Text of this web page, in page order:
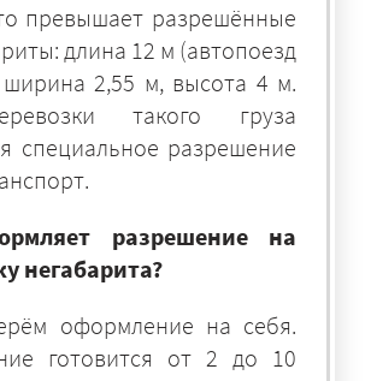
превышает разрешённые
длина 12 м (автопоезд
2,55 м, высота 4 м.
такого груза
специальное разрешение
разрешение на
негабарита?
оформление на себя.
готовится от 2 до 10